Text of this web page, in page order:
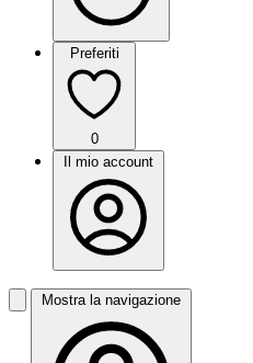
Preferiti
0
Il mio account
Mostra la navigazione